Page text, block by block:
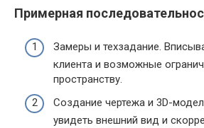
Примерная
Замеры и техзадание.
клиента и возможные
пространству.
Создание чертежа и 3D-
увидеть внешний вид и